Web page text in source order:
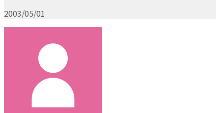
2003/05/01